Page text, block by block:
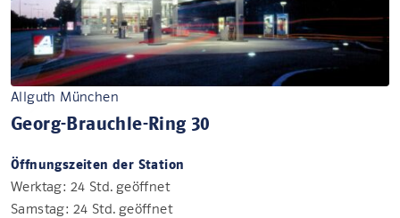
Allguth München
Georg-Brauchle-Ring 30
Öffnungszeiten der Station
Werktag: 24 Std. geöffnet
Samstag: 24 Std. geöffnet